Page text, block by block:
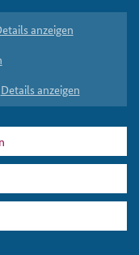
Sicherheit
Print
anzeigen
Details anzeigen